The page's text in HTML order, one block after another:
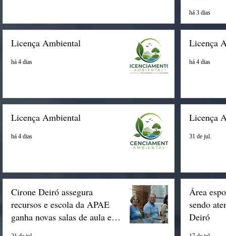
há 3 dias
Licença Ambiental
há 4 dias
Licença
há 4 dias
Licença Ambiental
há 4 dias
Licença
31 de jul.
Cirone Deiró assegura
recursos e escola da APAE
ganha novas salas de aula em
Área
sendo
Deiró